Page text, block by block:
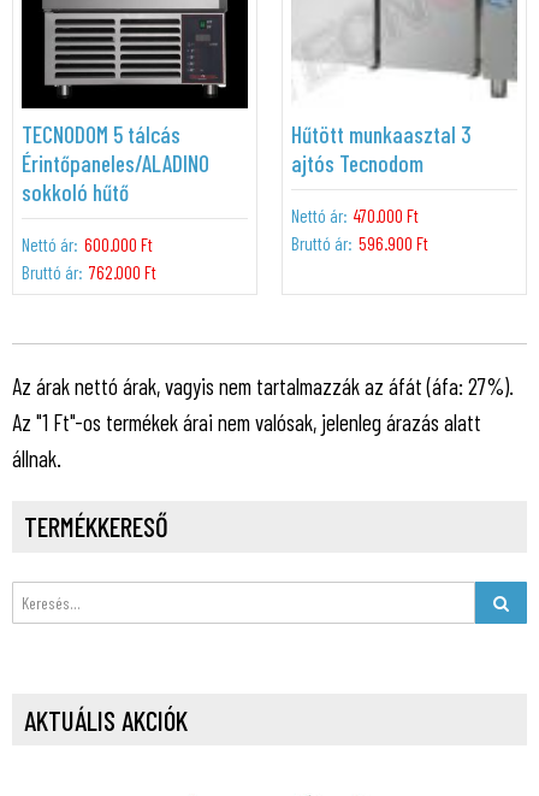
TECNODOM 5 tálcás
Érintőpaneles/ALADINO
sokkoló hűtő
Nettó ár: 600.000 Ft
Bruttó ár: 762.000 Ft
Hűtött munkaasztal 3
ajtós Tecnodom
Nettó ár: 470.000 Ft
Bruttó ár: 596.900 Ft
Az árak nettó árak, vagyis nem tartalmazzák az áfát (áfa: 27%).
Az "1 Ft"-os termékek árai nem valósak, jelenleg árazás alatt
állnak.
TERMÉKKERESŐ
AKTUÁLIS AKCIÓK